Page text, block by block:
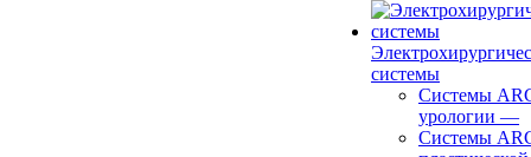
системы
Системы
урологии —
Системы